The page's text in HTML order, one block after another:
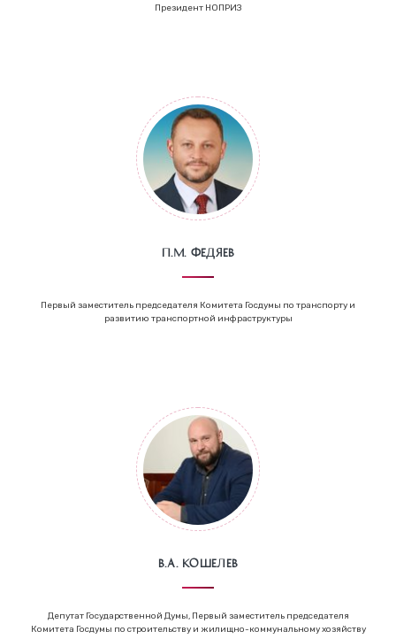
Президент НОПРИЗ
П.М. Федяев
Первый заместитель председателя Комитета Госдумы по транспорту и
развитию транспортной инфраструктуры
В.А. Кошелев
Депутат Государственной Думы, Первый заместитель председателя
Комитета Госдумы по строительству и жилищно-коммунальному хозяйству